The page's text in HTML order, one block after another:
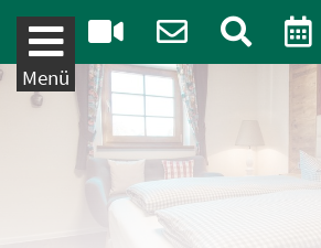
Weiter zum Inhalt
Menü